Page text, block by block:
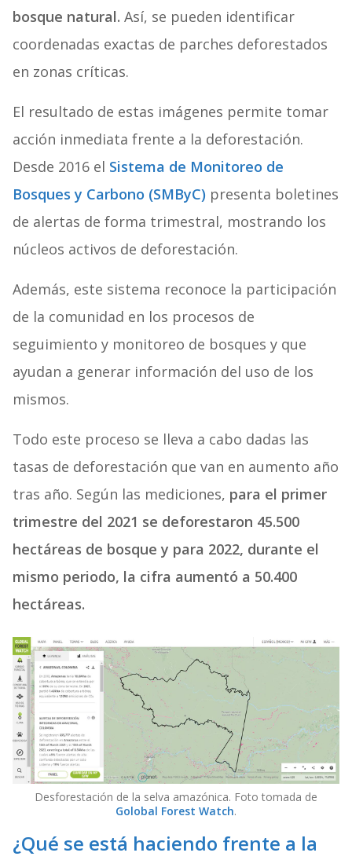
bosque natural. Así, se pueden identificar
coordenadas exactas de parches deforestados
en zonas críticas.
El resultado de estas imágenes permite tomar
acción inmediata frente a la deforestación.
Desde 2016 el Sistema de Monitoreo de
Bosques y Carbono (SMByC) presenta boletines
de alertas de forma trimestral, mostrando los
núcleos activos de deforestación.
Además, este sistema reconoce la participación
de la comunidad en los procesos de
seguimiento y monitoreo de bosques y que
ayudan a generar información del uso de los
mismos.
Todo este proceso se lleva a cabo dadas las
tasas de deforestación que van en aumento año
tras año. Según las mediciones, para el primer
trimestre del 2021 se deforestaron 45.500
hectáreas de bosque y para 2022, durante el
mismo periodo, la cifra aumentó a 50.400
hectáreas.
Desforestación de la selva amazónica. Foto tomada de
Golobal Forest Watch.
¿Qué se está haciendo frente a la